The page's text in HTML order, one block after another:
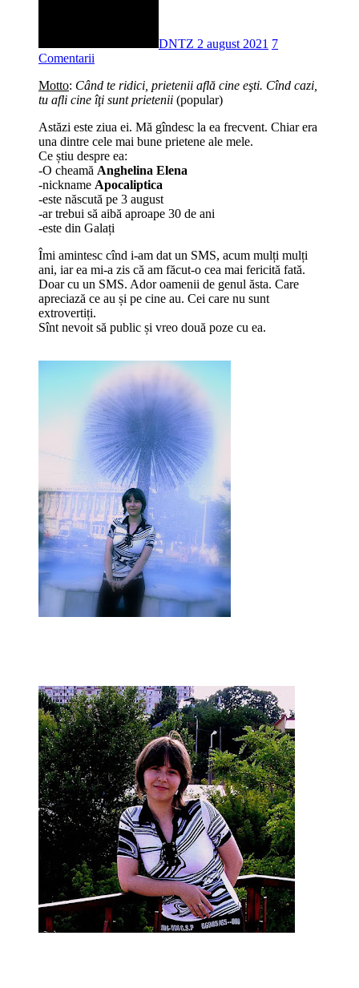
DNTZ 2 august 2021 7
Comentarii
Motto: Când te ridici, prietenii află cine eşti. Cînd cazi,
tu afli cine îţi sunt prietenii (popular)
Astăzi este ziua ei. Mă gîndesc la ea frecvent. Chiar era
una dintre cele mai bune prietene ale mele.
Ce știu despre ea:
-O cheamă Anghelina Elena
-nickname Apocaliptica
-este născută pe 3 august
-ar trebui să aibă aproape 30 de ani
-este din Galați
Îmi amintesc cînd i-am dat un SMS, acum mulți mulți
ani, iar ea mi-a zis că am făcut-o cea mai fericită fată.
Doar cu un SMS. Ador oamenii de genul ăsta. Care
apreciază ce au și pe cine au. Cei care nu sunt
extrovertiți.
Sînt nevoit să public și vreo două poze cu ea.